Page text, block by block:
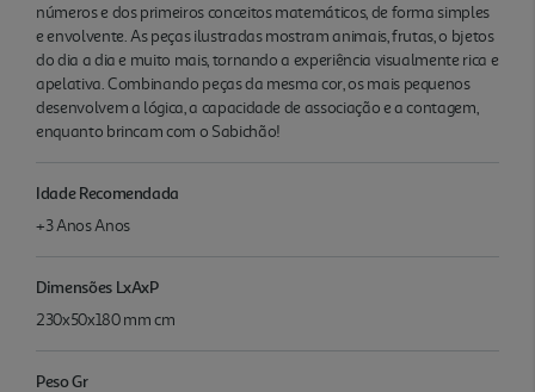
números e dos primeiros conceitos matemáticos, de forma simples
e envolvente. As peças ilustradas mostram animais, frutas, o bjetos
do dia a dia e muito mais, tornando a experiência visualmente rica e
apelativa. Combinando peças da mesma cor, os mais pequenos
desenvolvem a lógica, a capacidade de associação e a contagem,
enquanto brincam com o Sabichão!
Idade Recomendada
+3 Anos Anos
Dimensões LxAxP
230x50x180 mm cm
Peso Gr